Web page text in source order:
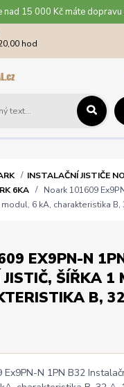
nad 15 000 Kč máte
hod
INSTALAČNÍ JISTIČE
6KA
Noark 101609
6 kA, charakteristika B,
EX9PN-N
ŠÍŘKA 1
B,